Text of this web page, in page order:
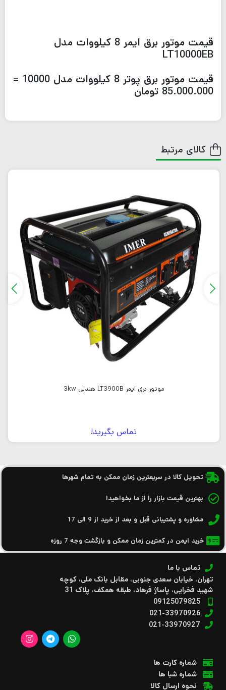
قیمت موتور برق ایمر 8 کیلووات مدل
LT10000EB
قیمت موتور برق پوتر 8 کیلووات مدل 10000 =
85.000.000 تومان
کالای مرتبط
موتور برق ایمر LT3900B هندلی 3kw
تماس بگیرید!
تحویل کالا در سریعترین زمان ممکن به تمام شهرها
بهترین قیمت بازار را از ما بخواهید!
مشاوره و پشتیبانی قبل و بعد از خرید از 9 الی 17
خرید ایمن در کمترین زمان ممکن و بازگشت وجه 7 روزه
تماس با ما
تهران، خیابان سعدی جنوبی، مقابل بانک ملی، کوچه
شهید فخرایی، پاساژ فرهاد، طبقه همکف، پلاک 31
09125079825
021-33970926
021-33970927
شماره کارت ها
شماره شبا ها
نحوه ارسال کالا